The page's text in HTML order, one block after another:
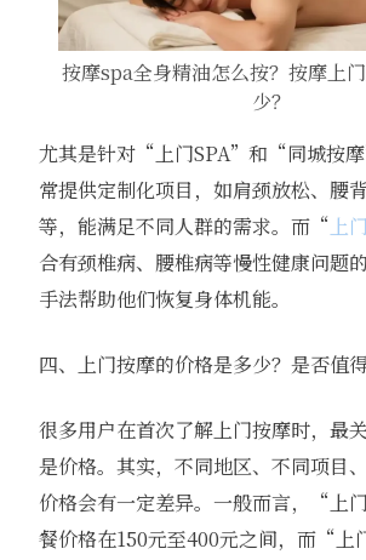
按摩spa全身精油怎么按？按摩上
少？
尤其是针对“上门SPA”和“同城按
常提供定制化项目，如肩颈放松、腰
等，能满足不同人群的需求。而“ 上
合有颈椎病、腰椎病等慢性健康问题
手法帮助他们恢复身体机能。
四、上门按摩的价格是多少？是否值得
很多用户在首次了解上门按摩时，最
是价格。其实，不同地区、不同项目、
价格会有一定差异。一般而言，“上
餐价格在150元至400元之间，而“